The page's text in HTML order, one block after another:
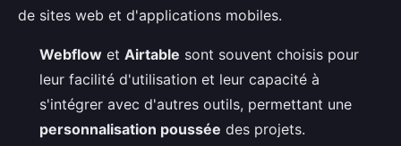
de sites web et d'applications mobiles.
Webflow et Airtable sont souvent choisis pour
leur facilité d'utilisation et leur capacité à
s'intégrer avec d'autres outils, permettant une
personnalisation poussée des projets.